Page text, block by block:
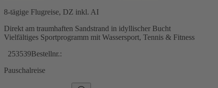
8-tägige Flugreise, DZ inkl. AI
Direkt am traumhaften Sandstrand in idyllischer Bucht
Vielfältiges Sportprogramm mit Wassersport, Tennis & Fitness
253539Bestellnr.:
Pauschalreise